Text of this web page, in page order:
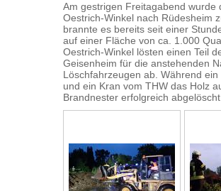
Am gestrigen Freitagabend
Oestrich-Winkel nach Rüdesheim
brannte es bereits seit einer
auf einer Fläche von ca. 1.000
Oestrich-Winkel lösten einen Teil
Geisenheim für die anstehenden
Löschfahrzeugen ab. Während
und ein Kran vom THW das Holz
Brandnester erfolgreich